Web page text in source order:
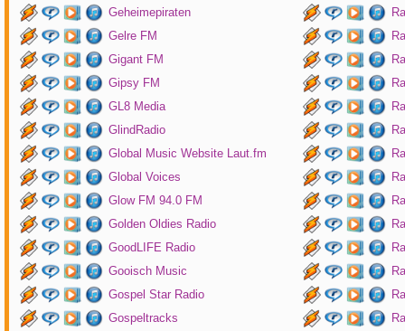
Geheimepiraten
Gelre FM
Gigant FM
Gipsy FM
GL8 Media
GlindRadio
Global Music Website Laut.fm
Global Voices
Glow FM 94.0 FM
Golden Oldies Radio
GoodLIFE Radio
Gooisch Music
Gospel Star Radio
Gospeltracks